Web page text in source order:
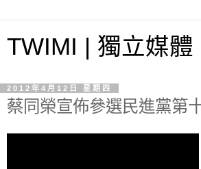
TWIMI | 獨立媒體
2012年4月12日 星期四
蔡同榮宣佈參選民進黨第